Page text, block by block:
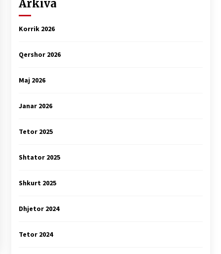
Arkiva
Korrik 2026
Qershor 2026
Maj 2026
Janar 2026
Tetor 2025
Shtator 2025
Shkurt 2025
Dhjetor 2024
Tetor 2024